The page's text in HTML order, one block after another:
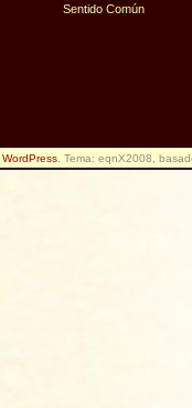
Sentido Común
WordPress. Tema: eqnX2008,